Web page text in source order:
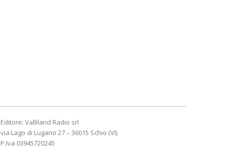
Editore: Valliland Radio srl
via Lago di Lugano 27 – 36015 Schio (VI)
P.Iva 03945720245